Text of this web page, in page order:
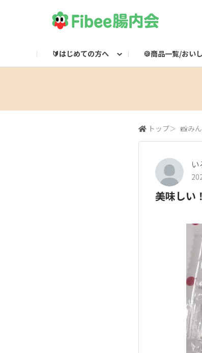
🔰はじめての方へ 🍪商品一覧/おい
トップ＞ 📸み
い
美味しい！